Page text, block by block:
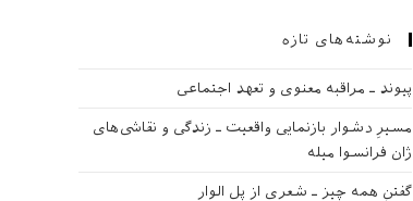
نوشته‌های تازه
پیوند ـ مراقبه‌ معنوی و تعهد اجتماعی
مسیرِ دشوار بازنمایی واقعیت ـ زندگی و نقاشی‌های
ژان فرانسوا میله
گفتنِ همه چیز ـ شعری از پل الوار